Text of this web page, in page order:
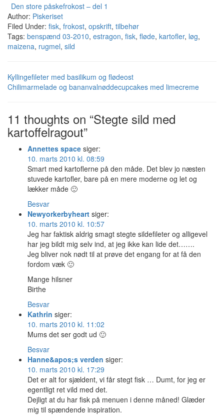
Den store påskefrokost – del 1
Author: Piskeriset
Filed Under: fisk, frokost, opskrift, tilbehør
Tags: benspænd 03-2010, estragon, fisk, fløde, kartofler, løg,
maizena, rugmel, sild
Kyllingefileter med basilikum og flødeost
Chilimarmelade og bananvalnøddecupcakes med limecreme
11 thoughts on “Stegte sild med
kartoffelragout”
Annettes space siger:
10. marts 2010 kl. 08:59
Smart med kartoflerne på den måde. Det blev jo næsten
stuvede kartofler, bare på en mere moderne og let og
lækker måde 🙂
Besvar
Newyorkerbyheart siger:
10. marts 2010 kl. 10:57
Jeg har faktisk aldrig smagt stegte sildefileter og alligevel
har jeg bildt mig selv ind, at jeg ikke kan lide det…….
Jeg bliver nok nødt til at prøve det engang for at få den
fordom væk 🙂
Mange hilsner
Birthe
Besvar
Kathrin siger:
10. marts 2010 kl. 11:02
Mums det ser godt ud 🙂
Besvar
Hanne&apos;s verden siger:
10. marts 2010 kl. 17:29
Det er alt for sjældent, vi får stegt fisk … Dumt, for jeg er
egentligt ret vild med det.
Dejligt at du har fisk på menuen i denne måned! Glæder
mig til spændende inspiration.